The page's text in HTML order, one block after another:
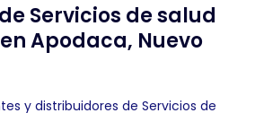
Servicios de salud
Apodaca, Nuevo
y distribuidores de Servicios de